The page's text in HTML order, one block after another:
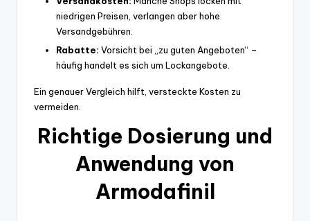
niedrigen Preisen, verlangen aber hohe
Versandgebühren.
Rabatte: Vorsicht bei „zu guten Angeboten“ –
häufig handelt es sich um Lockangebote.
Ein genauer Vergleich hilft, versteckte Kosten zu
vermeiden.
Richtige Dosierung und
Anwendung von
Armodafinil